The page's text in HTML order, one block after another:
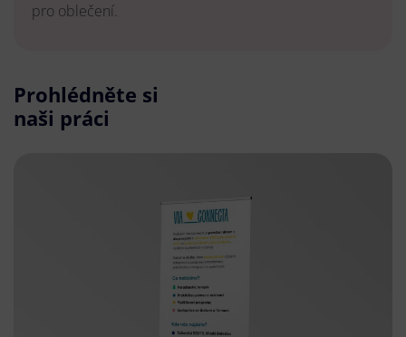
pro oblečení.
Prohlédněte si
naši práci